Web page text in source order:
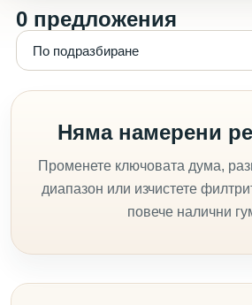
0 предложения
Няма намерени
Променете ключовата дума,
диапазон или изчистете
повече налични